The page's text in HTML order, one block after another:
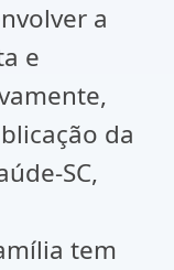
a
e
da
SC,
tem